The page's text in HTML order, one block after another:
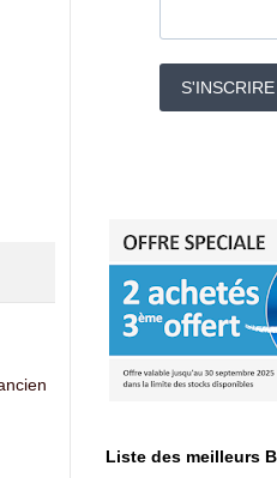
S'INSCRIRE
Liste des meilleurs